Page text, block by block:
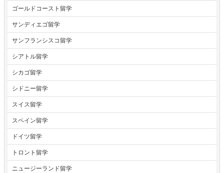
ゴールドコースト留学
サンディエゴ留学
サンフランシスコ留学
シアトル留学
シカゴ留学
シドニー留学
スイス留学
スペイン留学
ドイツ留学
トロント留学
ニュージーランド留学